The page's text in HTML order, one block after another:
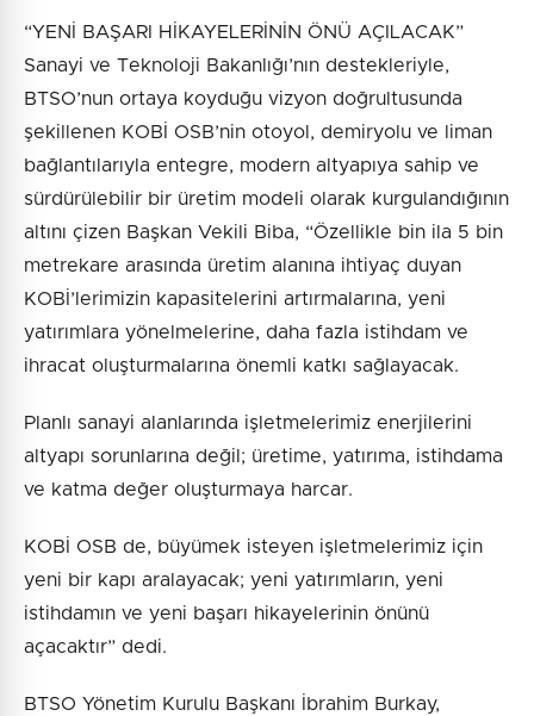
“YENİ BAŞARI HİKAYELERİNİN ÖNÜ AÇILACAK”
Sanayi ve Teknoloji Bakanlığı’nın destekleriyle,
BTSO’nun ortaya koyduğu vizyon doğrultusunda
şekillenen KOBİ OSB’nin otoyol, demiryolu ve liman
bağlantılarıyla entegre, modern altyapıya sahip ve
sürdürülebilir bir üretim modeli olarak kurgulandığının
altını çizen Başkan Vekili Biba, “Özellikle bin ila 5 bin
metrekare arasında üretim alanına ihtiyaç duyan
KOBİ’lerimizin kapasitelerini artırmalarına, yeni
yatırımlara yönelmelerine, daha fazla istihdam ve
ihracat oluşturmalarına önemli katkı sağlayacak.
Planlı sanayi alanlarında işletmelerimiz enerjilerini
altyapı sorunlarına değil; üretime, yatırıma, istihdama
ve katma değer oluşturmaya harcar.
KOBİ OSB de, büyümek isteyen işletmelerimiz için
yeni bir kapı aralayacak; yeni yatırımların, yeni
istihdamın ve yeni başarı hikayelerinin önünü
açacaktır” dedi.
BTSO Yönetim Kurulu Başkanı İbrahim Burkay,